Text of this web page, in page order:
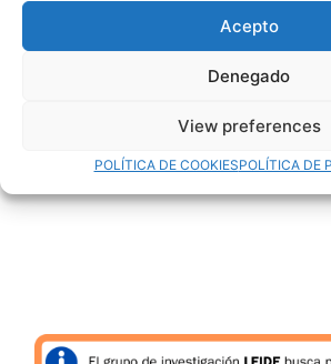
Acepto
Denegado
View preferences
POLÍTICA DE COOKIESPOLÍTICA DE